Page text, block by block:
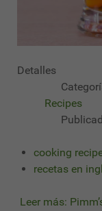
Detalles
Recipes
cooking
recetas en
Leer más: